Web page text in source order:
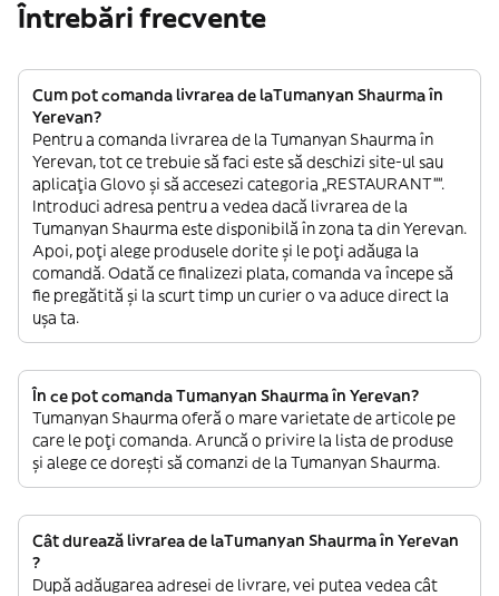
Întrebări frecvente
Cum pot comanda livrarea de laTumanyan Shaurma în
Yerevan?
Pentru a comanda livrarea de la Tumanyan Shaurma în
Yerevan, tot ce trebuie să faci este să deschizi site-ul sau
aplicația Glovo și să accesezi categoria „RESTAURANT””.
Introduci adresa pentru a vedea dacă livrarea de la
Tumanyan Shaurma este disponibilă în zona ta din Yerevan.
Apoi, poți alege produsele dorite și le poți adăuga la
comandă. Odată ce finalizezi plata, comanda va începe să
fie pregătită și la scurt timp un curier o va aduce direct la
ușa ta.
În ce pot comanda Tumanyan Shaurma în Yerevan?
Tumanyan Shaurma oferă o mare varietate de articole pe
care le poți comanda. Aruncă o privire la lista de produse
și alege ce dorești să comanzi de la Tumanyan Shaurma.
Cât durează livrarea de laTumanyan Shaurma în Yerevan
?
După adăugarea adresei de livrare, vei putea vedea cât